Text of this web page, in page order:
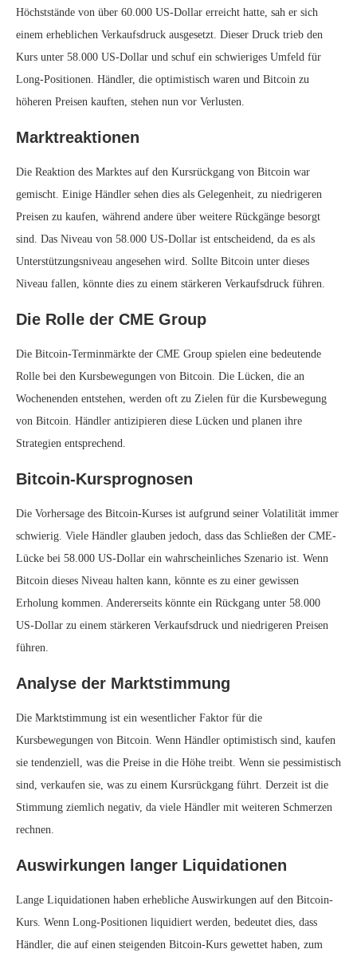
Höchststände von über 60.000 US-Dollar erreicht hatte, sah er sich
einem erheblichen Verkaufsdruck ausgesetzt. Dieser Druck trieb den
Kurs unter 58.000 US-Dollar und schuf ein schwieriges Umfeld für
Long-Positionen. Händler, die optimistisch waren und Bitcoin zu
höheren Preisen kauften, stehen nun vor Verlusten.
Marktreaktionen
Die Reaktion des Marktes auf den Kursrückgang von Bitcoin war
gemischt. Einige Händler sehen dies als Gelegenheit, zu niedrigeren
Preisen zu kaufen, während andere über weitere Rückgänge besorgt
sind. Das Niveau von 58.000 US-Dollar ist entscheidend, da es als
Unterstützungsniveau angesehen wird. Sollte Bitcoin unter dieses
Niveau fallen, könnte dies zu einem stärkeren Verkaufsdruck führen.
Die Rolle der CME Group
Die Bitcoin-Terminmärkte der CME Group spielen eine bedeutende
Rolle bei den Kursbewegungen von Bitcoin. Die Lücken, die an
Wochenenden entstehen, werden oft zu Zielen für die Kursbewegung
von Bitcoin. Händler antizipieren diese Lücken und planen ihre
Strategien entsprechend.
Bitcoin-Kursprognosen
Die Vorhersage des Bitcoin-Kurses ist aufgrund seiner Volatilität immer
schwierig. Viele Händler glauben jedoch, dass das Schließen der CME-
Lücke bei 58.000 US-Dollar ein wahrscheinliches Szenario ist. Wenn
Bitcoin dieses Niveau halten kann, könnte es zu einer gewissen
Erholung kommen. Andererseits könnte ein Rückgang unter 58.000
US-Dollar zu einem stärkeren Verkaufsdruck und niedrigeren Preisen
führen.
Analyse der Marktstimmung
Die Marktstimmung ist ein wesentlicher Faktor für die
Kursbewegungen von Bitcoin. Wenn Händler optimistisch sind, kaufen
sie tendenziell, was die Preise in die Höhe treibt. Wenn sie pessimistisch
sind, verkaufen sie, was zu einem Kursrückgang führt. Derzeit ist die
Stimmung ziemlich negativ, da viele Händler mit weiteren Schmerzen
rechnen.
Auswirkungen langer Liquidationen
Lange Liquidationen haben erhebliche Auswirkungen auf den Bitcoin-
Kurs. Wenn Long-Positionen liquidiert werden, bedeutet dies, dass
Händler, die auf einen steigenden Bitcoin-Kurs gewettet haben, zum